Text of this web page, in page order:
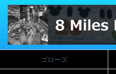
ゴローズ